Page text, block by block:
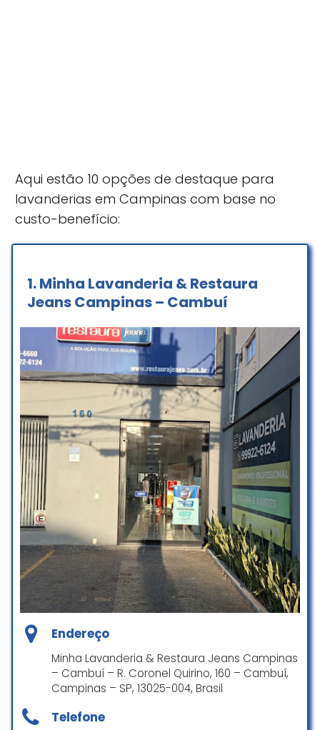
Aqui estão 10 opções de destaque para
lavanderias em Campinas com base no
custo-benefício:
1.Minha Lavanderia & Restaura
Jeans Campinas – Cambuí
Endereço
Minha Lavanderia & Restaura Jeans Campinas
– Cambuí – R. Coronel Quirino, 160 – Cambuí,
Campinas – SP, 13025-004, Brasil
Telefone